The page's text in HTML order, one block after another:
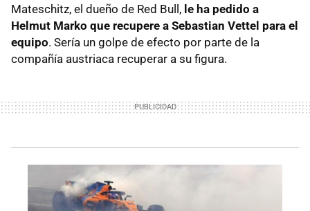
Mateschitz, el dueño de Red Bull, le ha pedido a
Helmut Marko que recupere a Sebastian Vettel para el
equipo. Sería un golpe de efecto por parte de la
compañía austriaca recuperar a su figura.